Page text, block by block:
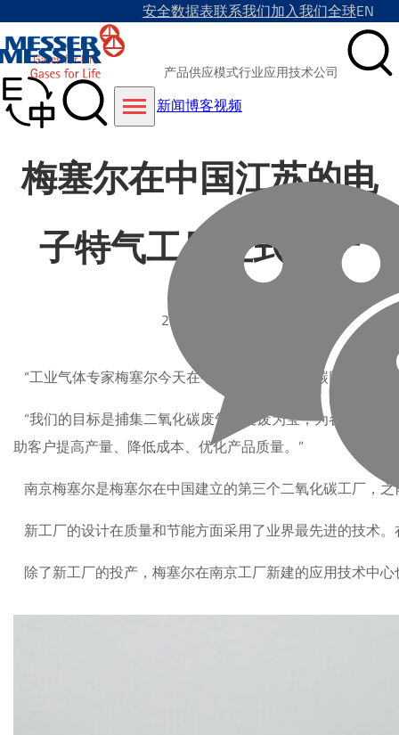
安全数据表联系我们加入我们全球EN
产品供应模式行业应用技术公司
新闻博客视频
梅塞尔在中国江苏的电
子特气工厂正式投产
2017-03-07
“工业气体专家梅塞尔今天在中国南京的二氧化碳回收工
“我们的目标是捕集二氧化碳废气，变废为宝，为各行各
助客户提高产量、降低成本、优化产品质量。”
南京梅塞尔是梅塞尔在中国建立的第三个二氧化碳工厂，
新工厂的设计在质量和节能方面采用了业界最先进的技术
除了新工厂的投产，梅塞尔在南京工厂新建的应用技术中